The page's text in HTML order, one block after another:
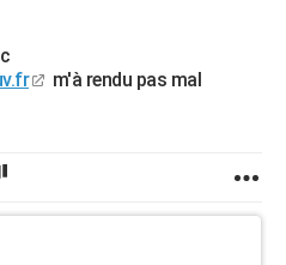
m'à rendu pas mal